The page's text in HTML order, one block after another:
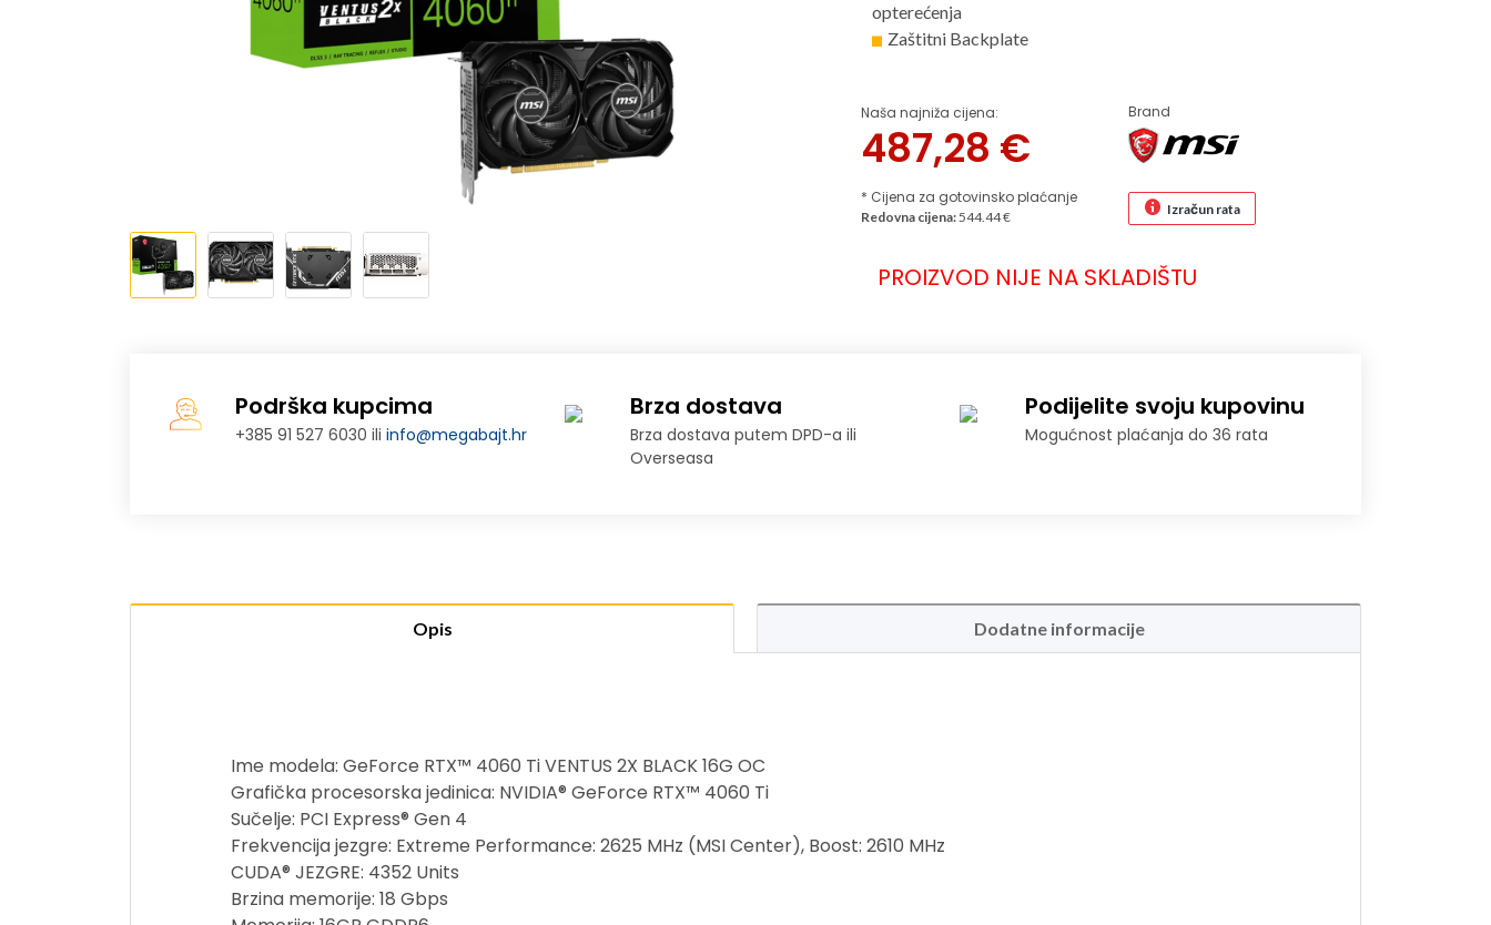
opterećenja
Zaštitni Backplate
Naša najniža cijena:
487,28 €
* Cijena za gotovinsko plaćanje
Brand
Redovna cijena:544.44 € Izračun rata
PROIZVOD NIJE NA SKLADIŠTU
Podrška kupcima
+385 91 527 6030 iliinfo@megabajt.hr
Brza dostava
Brza dostava putem DPD-a ili
Overseasa
Podijelite svoju kupovinu
Mogućnost plaćanja do 36 rata
Opis Dodatne informacije
Ime modela: GeForce RTX™ 4060 Ti VENTUS 2X BLACK 16G OC
Grafička procesorska jedinica: NVIDIA® GeForce RTX™ 4060 Ti
Sučelje: PCI Express® Gen 4
Frekvencija jezgre: Extreme Performance: 2625 MHz (MSI Center), Boost: 2610 MHz
CUDA® JEZGRE: 4352 Units
Brzina memorije: 18 Gbps